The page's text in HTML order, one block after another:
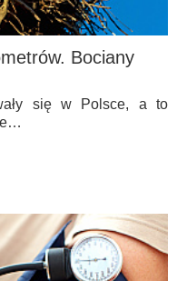
Bociany
się w Polsce, a to